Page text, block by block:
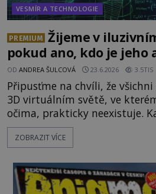
VESMÍR A TECHNOLOGIE
PREMIUM
Žijeme v
pokud ano, kdo je jeho
OD ANDREA ŠULCOVÁ 23.6.2026 3.5TIS
Připusťme na chvíli, že
3D virtuálním světě, ve
očima, prakticky neexistuje.
do počítačové simulace, která
nerozeznání od skutečného světa.
skutečnosti však jde o
ZOBRAZIT VÍCE